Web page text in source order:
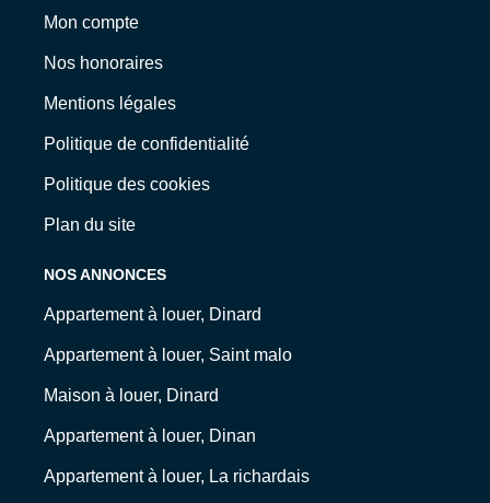
Mon compte
Nos honoraires
Mentions légales
Politique de confidentialité
Politique des cookies
Plan du site
NOS ANNONCES
Appartement à louer, Dinard
Appartement à louer, Saint malo
Maison à louer, Dinard
Appartement à louer, Dinan
Appartement à louer, La richardais